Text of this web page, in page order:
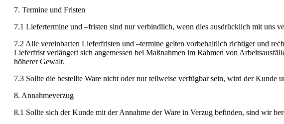
7. Termine und Fristen
7.1 Liefertermine und –fristen sind nur verbindlich, wenn dies ausdrücklich mit uns
7.2 Alle vereinbarten Lieferfristen und –termine gelten vorbehaltlich richtiger und
Lieferfrist verlängert sich angemessen bei Maßnahmen im Rahmen von
höherer Gewalt.
7.3 Sollte die bestellte Ware nicht oder nur teilweise verfügbar sein, wird der
8. Annahmeverzug
8.1 Sollte sich der Kunde mit der Annahme der Ware in Verzug befinden, sind wir